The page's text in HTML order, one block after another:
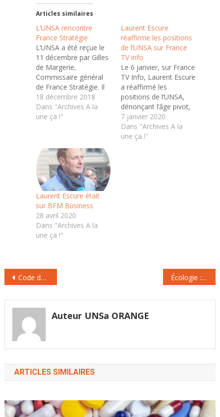
Articles similaires
L’UNSA rencontre
France Stratégie
L’UNSA a été reçue le
11 décembre par Gilles
de Margerie,
Commissaire général
de France Stratégie. Il
s’agissait d’échanger
sur le programme de
recherche 2019.
que les thématiques
concernant la
transition écologique
soient croisées avec la
révolution
technologique et les
fractures…
18 décembre 2018
Dans "Archives A la
une ça !"
Laurent Escure
réaffirme les positions
de l’UNSA sur France
TV info
Le 6 janvier, sur France
TV Info, Laurent Escure
a réaffirmé les
positions de l’UNSA,
dénonçant l’âge pivot,
appellant à un vrai
compromis...qui doit
mobiliser le patronat et
7 janvier 2020
Dans "Archives A la
une ça !"
Laurent Escure était
sur BFM Business
28 avril 2020
Dans "Archives A la
une ça !"
Navigation
de
l’article
Code du travail : un site Internet pour tout comprendre en quelques clics Écologie : plus fort pour une transition douce
Auteur UNSa ORANGE
ARTICLES SIMILAIRES